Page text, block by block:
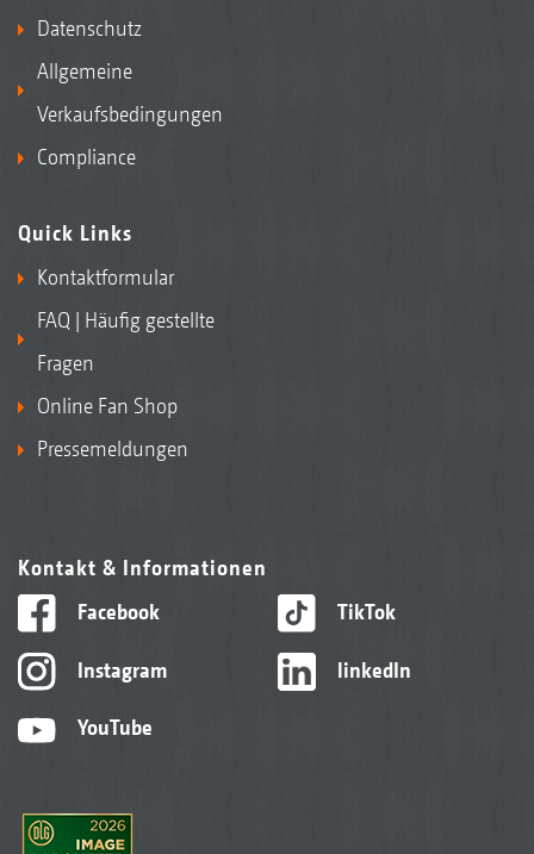
Datenschutz
Allgemeine
Verkaufsbedingungen
Compliance
Quick Links
Kontaktformular
FAQ | Häufig gestellte
Fragen
Online Fan Shop
Pressemeldungen
Kontakt & Informationen
Facebook
Instagram
YouTube
TikTok
linkedIn